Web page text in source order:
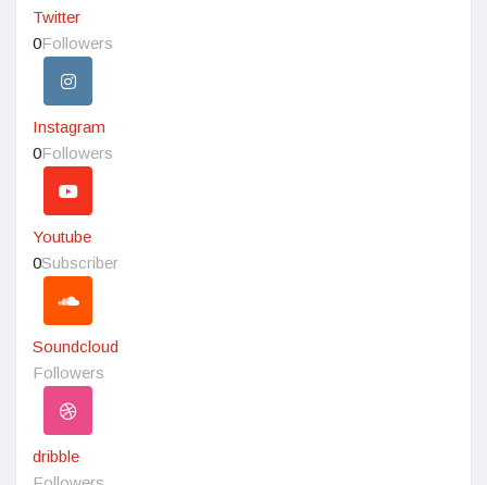
Twitter
0Followers
Instagram
0Followers
Youtube
0Subscriber
Soundcloud
Followers
dribble